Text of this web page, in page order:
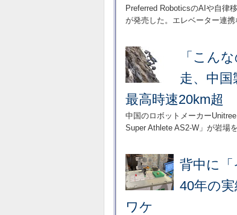
Preferred RoboticsのAIや自律
が発売した。エレベーター連
「こん
走、中
最高時速20km超
中国のロボットメーカー
Super Athlete AS2-W」が岩場
背中に
40年の
ワケ